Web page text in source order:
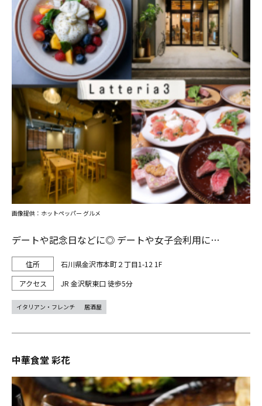
デートや記念日などに◎ デートや女子会利用に…
石川県金沢市本町２丁目1-12 1F
JR 金沢駅東口 徒歩5分
画像提供：ホットペッパー グルメ
イタリアン・フレンチ 居酒屋
中華食堂 彩花